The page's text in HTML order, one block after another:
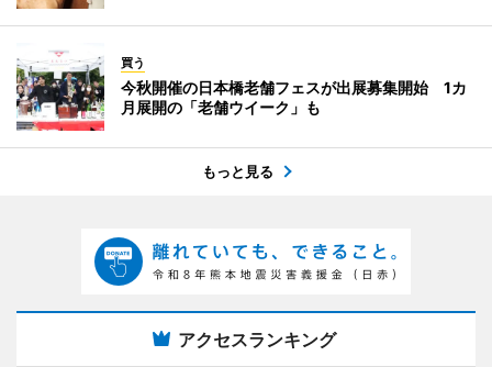
買う
今秋開催の日本橋老舗フェスが出展募集開始 1カ
月展開の「老舗ウイーク」も
もっと見る
アクセスランキング